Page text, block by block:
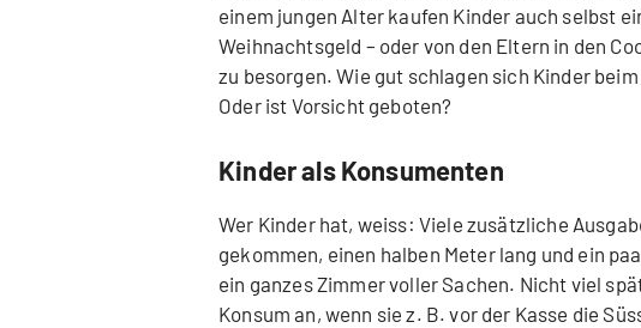
einem jungen Alter kaufen Kinder auch selbst
Weihnachtsgeld – oder von den Eltern in den
zu besorgen. Wie gut schlagen sich Kinder
Oder ist Vorsicht geboten?
Kinder als Konsumenten
Wer Kinder hat, weiss: Viele zusätzliche
gekommen, einen halben Meter lang und ein
ein ganzes Zimmer voller Sachen. Nicht viel
Konsum an, wenn sie z. B. vor der Kasse die